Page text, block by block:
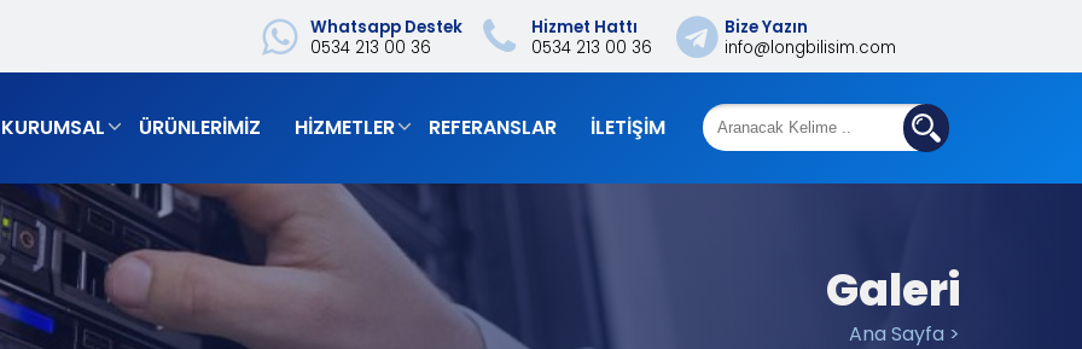
Bize Yazın
info@longbilisim.com
Hizmet Hattı
‎0534 213 00 36
Whatsapp Destek
0534 213 00 36
KURUMSAL ÜRÜNLERIMIZ HIZMETLER REFERANSLAR İLETIŞIM
Galeri
Ana Sayfa >